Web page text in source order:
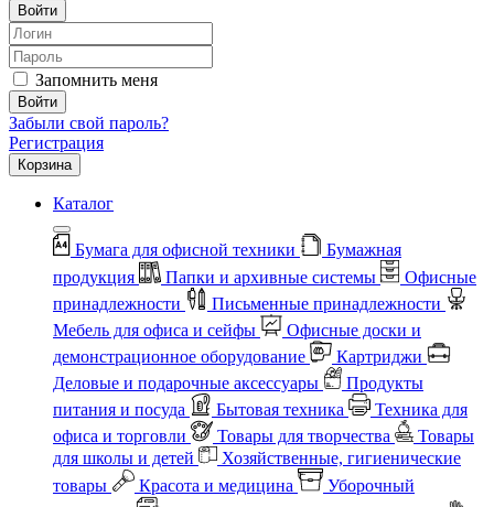
Войти
Запомнить меня
Войти
Забыли свой пароль?
Регистрация
Корзина
Каталог
Бумага для офисной техники
Бумажная
продукция
Папки и архивные системы
Офисные
принадлежности
Письменные принадлежности
Мебель для офиса и сейфы
Офисные доски и
демонстрационное оборудование
Картриджи
Деловые и подарочные аксессуары
Продукты
питания и посуда
Бытовая техника
Техника для
офиса и торговли
Товары для творчества
Товары
для школы и детей
Хозяйственные, гигиенические
товары
Красота и медицина
Уборочный